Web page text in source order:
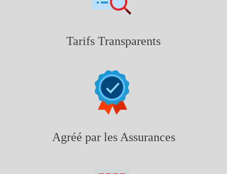
Tarifs Transparents
Agréé par les Assurances